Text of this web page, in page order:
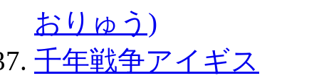
おりゅう)
千年戦争アイギス